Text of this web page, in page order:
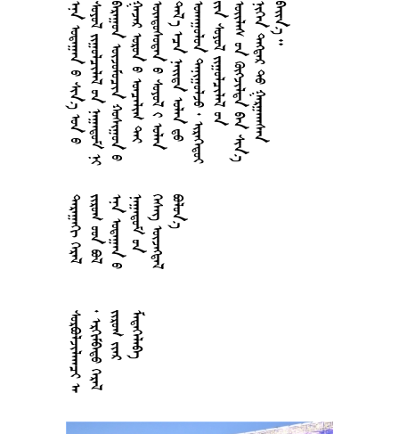





























































































































































































































 


























































 














































 